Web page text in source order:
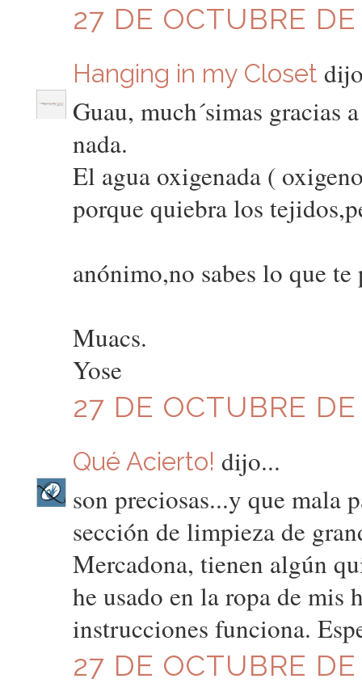
27 DE OCTUBRE
Hanging in my Closet
Guau, much´simas gracias
nada.
El agua oxigenada (
porque quiebra los
anónimo,no sabes lo que te
Muacs.
Yose
27 DE OCTUBRE
Qué Acierto! dijo...
son preciosas...y que mala
sección de limpieza de
Mercadona, tienen algún
he usado en la ropa de mis
instrucciones funciona.
27 DE OCTUBRE